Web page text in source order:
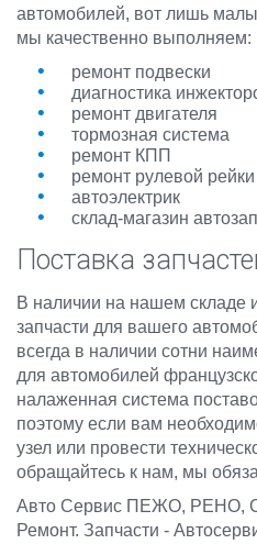
автомобилей, вот лишь
мы качественно выполняем:
ремонт подвески
диагностика
ремонт двигателя
тормозная система
ремонт КПП
ремонт рулевой рейки
автоэлектрик
склад-магазин
Поставка
В наличии на нашем складе
запчасти для вашего
всегда в наличии сотни
для автомобилей
налаженная система
поэтому если вам
узел или провести
обращайтесь к нам, мы
Авто Сервис ПЕЖО, РЕНО,
Ремонт. Запчасти -